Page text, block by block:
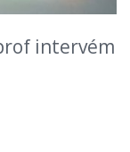
intervém